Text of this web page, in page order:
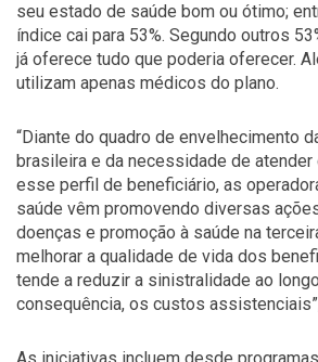
seu estado de saúde bom ou ótimo;
índice cai para 53%. Segundo outros
já oferece tudo que poderia oferecer.
utilizam apenas médicos do plano.
“Diante do quadro de envelhecimento
brasileira e da necessidade de
esse perfil de beneficiário, as
saúde vêm promovendo diversas
doenças e promoção à saúde na
melhorar a qualidade de vida dos
tende a reduzir a sinistralidade ao
consequência, os custos